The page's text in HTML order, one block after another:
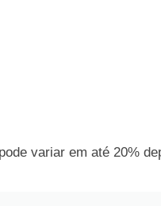
variar em até 20%